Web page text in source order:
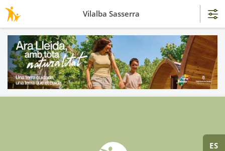
ES
Vilalba Sasserra